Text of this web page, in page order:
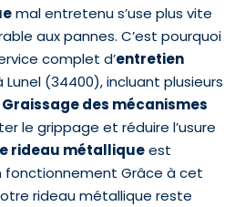
mal entretenu s’use plus vite
aux pannes. C’est pourquoi
complet d’entretien
Lunel (34400), incluant plusieurs
Graissage des mécanismes
le grippage et réduire l’usure
rideau métalliqueest
fonctionnement Grâce à cet
rideau métallique reste